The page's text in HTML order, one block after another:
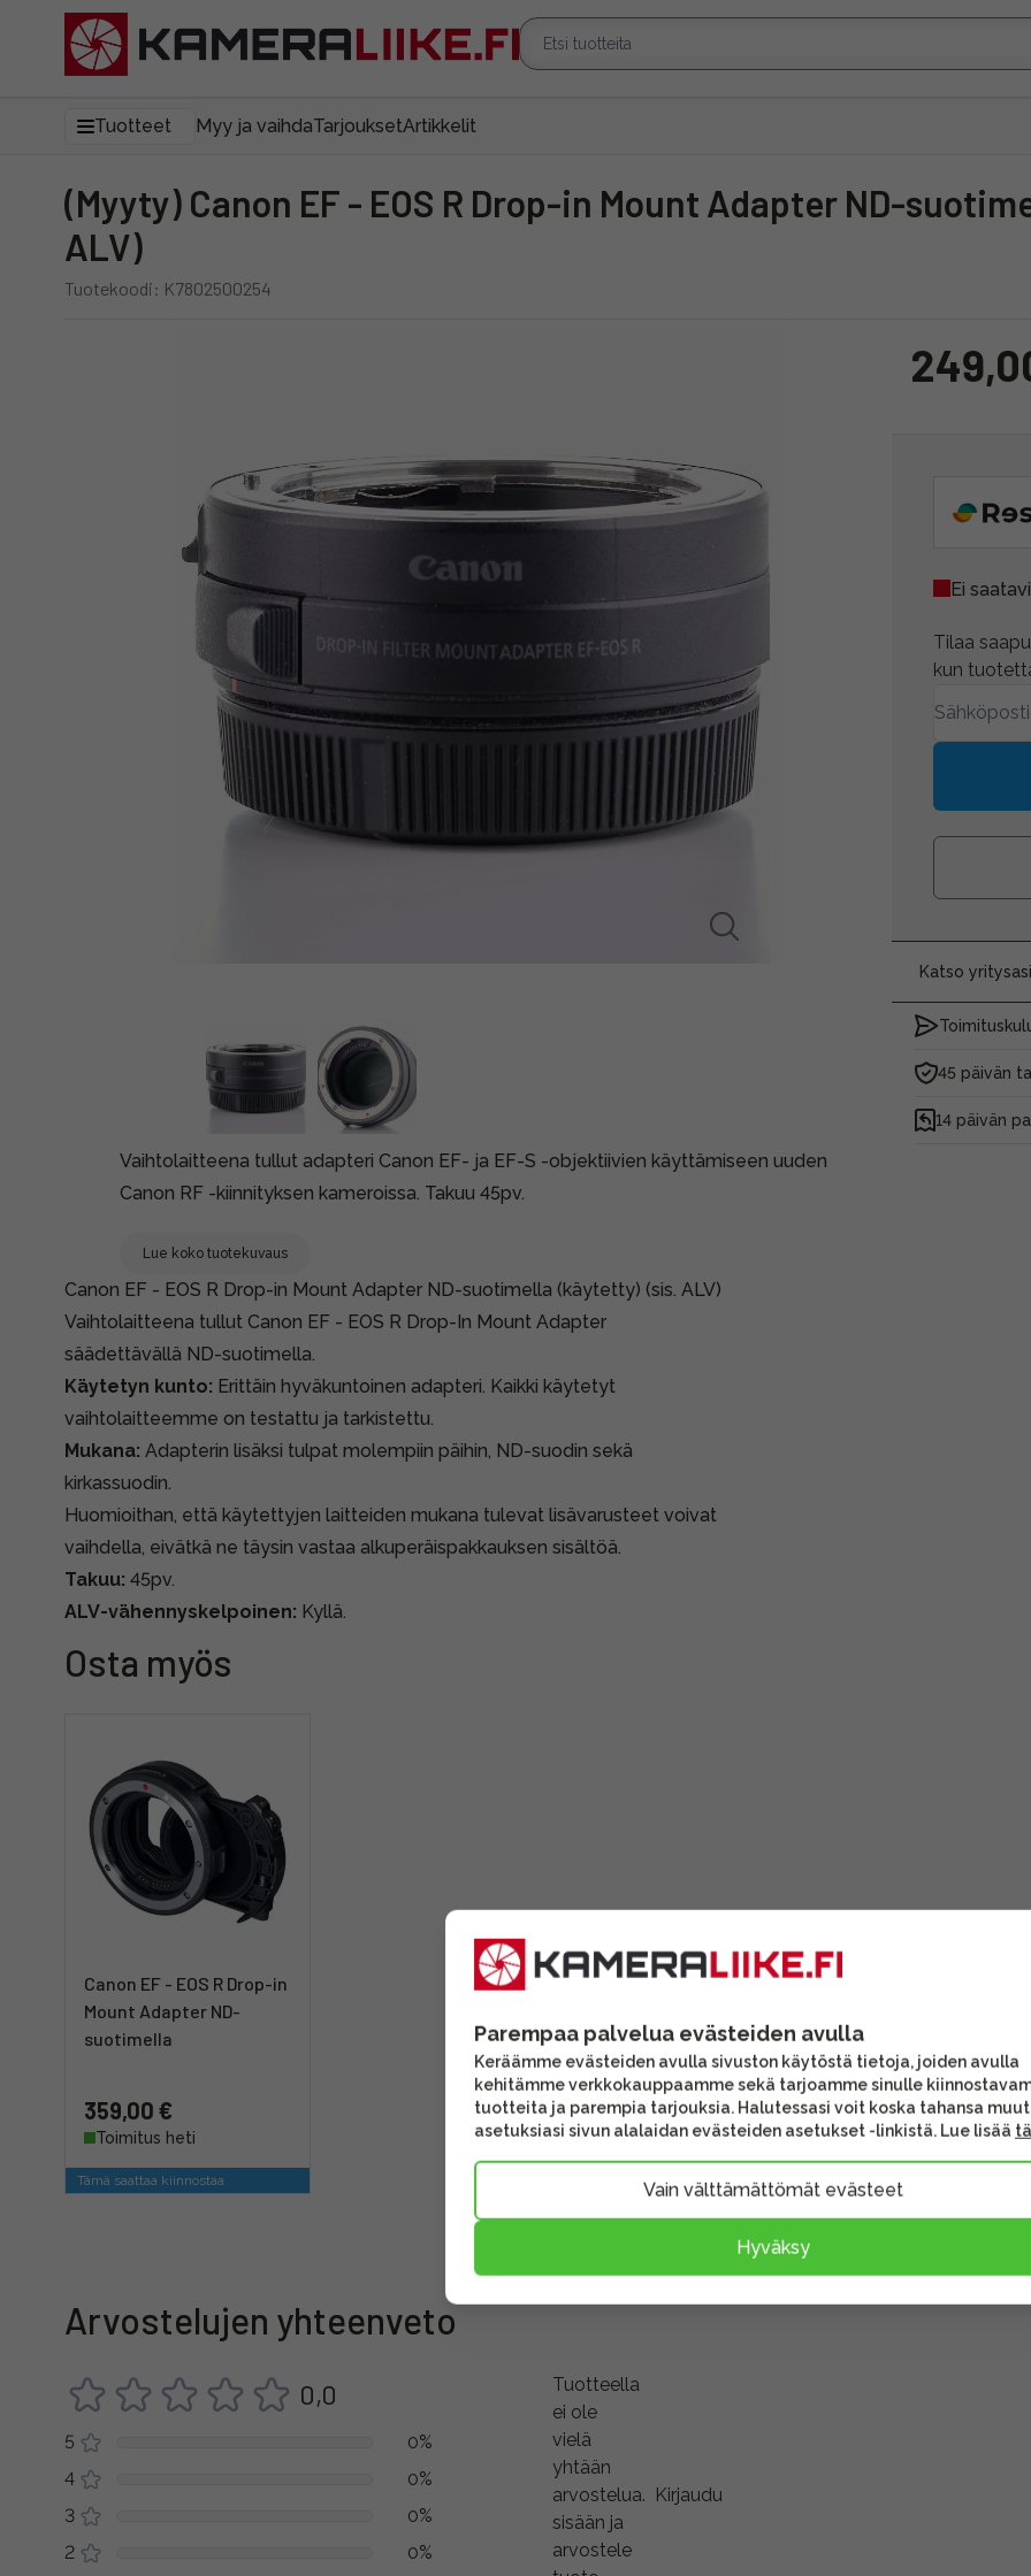
Tuotteet Myy ja vaihdaTarjouksetArtikkelit
(Myyty) Canon EF - EOS R Drop-in Mount Adapter ND-suotimella (käytetty) (sis.
ALV)
Tuotekoodi: K7802500254
Vaihtolaitteena tullut adapteri Canon EF- ja EF-S -objektiivien käyttämiseen uuden
Canon RF -kiinnityksen kameroissa. Takuu 45pv.
Lue koko tuotekuvaus
Ei
Tilaa
kun
Katso
45 päivän
14 päivän
Canon EF - EOS R Drop-in Mount Adapter ND-suotimella (käytetty) (sis. ALV)
Vaihtolaitteena tullut Canon EF - EOS R Drop-In Mount Adapter
säädettävällä ND-suotimella.
Käytetyn kunto: Erittäin hyväkuntoinen adapteri. Kaikki käytetyt
vaihtolaitteemme on testattu ja tarkistettu.
Mukana: Adapterin lisäksi tulpat molempiin päihin, ND-suodin sekä
kirkassuodin.
Huomioithan, että käytettyjen laitteiden mukana tulevat lisävarusteet voivat
vaihdella, eivätkä ne täysin vastaa alkuperäispakkauksen sisältöä.
Takuu: 45pv.
ALV-vähennyskelpoinen: Kyllä.
Osta myös
Canon EF - EOS R Drop-in
Mount Adapter ND-
suotimella
359,00 €
Toimitus heti
Tämä saattaa kiinnostaa
Arvostelujen yhteenveto
0,0
5
0%
4
0%
3
0%
2
0%
Tuotteella
ei ole
vielä
yhtään
arvostelua. Kirjaudu
sisään ja
arvostele
Parempaa palvelua evästeiden avulla
Keräämme evästeiden avulla sivuston käytöstä tietoja, joiden avulla
kehitämme verkkokauppaamme sekä tarjoamme sinulle
tuotteita ja parempia tarjouksia. Halutessasi voit koska tahansa
asetuksiasi sivun alalaidan evästeiden asetukset -linkistä. Lue lisää
Vain välttämättömät evästeet
Hyväksy